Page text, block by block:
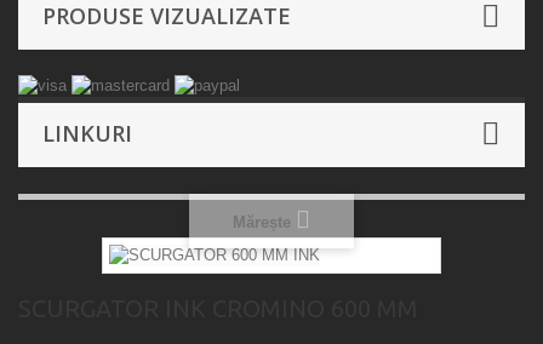
PRODUSE VIZUALIZATE
LINKURI
Mărește